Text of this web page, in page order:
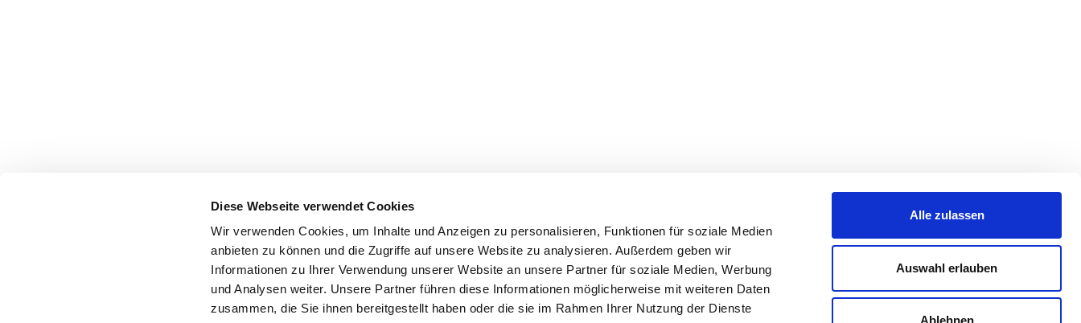
Diese Webseite verwendet Cookies
Wir verwenden Cookies, um Inhalte und Anzeigen zu personalisieren, Funktionen für soziale Medien
anbieten zu können und die Zugriffe auf unsere Website zu analysieren. Außerdem geben wir
Informationen zu Ihrer Verwendung unserer Website an unsere Partner für soziale Medien, Werbung
und Analysen weiter. Unsere Partner führen diese Informationen möglicherweise mit weiteren Daten
zusammen, die Sie ihnen bereitgestellt haben oder die sie im Rahmen Ihrer Nutzung der Dienste
Alle zulassen
Auswahl erlauben
Ablehnen